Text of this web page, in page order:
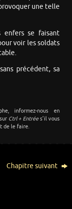
une telle
se faisant
voir les soldats
précédent, sa
informez-nous en
Ctrl + Entrées’il vous
de le faire.
Chapitre suivant